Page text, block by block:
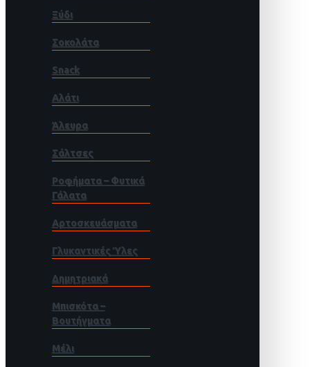
Ξύδι
Σοκολάτα
Snack
Αλάτι
Άλευρα
Σάλτσες
Ροφήματα – Φυτικά
Γάλατα
Αρτοσκευάσματα
Γλυκαντικές Ύλες
Δημητριακά
Μπισκότα –
Βουτήγματα
Μέλι